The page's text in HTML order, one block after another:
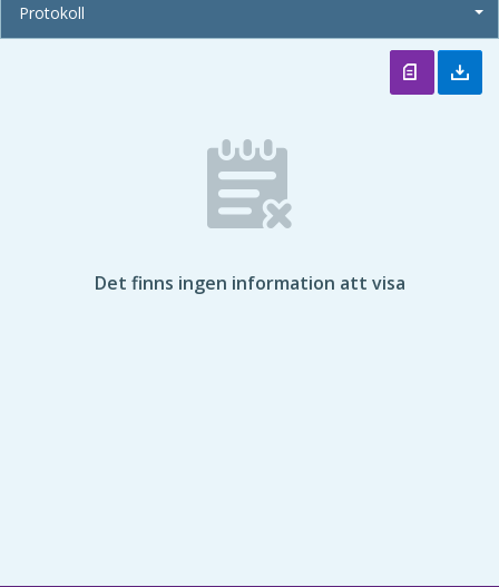
Protokoll
Det finns ingen information att visa